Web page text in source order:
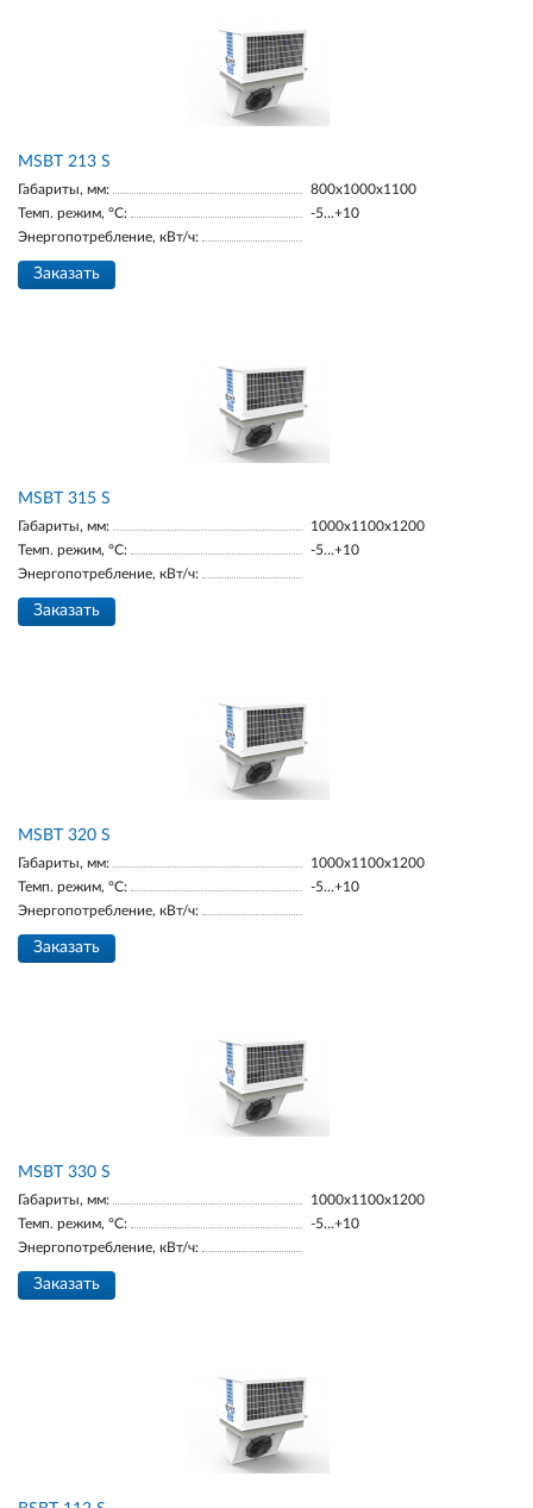
MSBT 213 S
Габариты, мм:
800х1000х1100
Темп. режим, °С:
-5...+10
Энергопотребление, кВт/ч:
Заказать
MSBT 315 S
Габариты, мм:
1000х1100х1200
Темп. режим, °С:
-5...+10
Энергопотребление, кВт/ч:
Заказать
MSBT 320 S
Габариты, мм:
1000х1100х1200
Темп. режим, °С:
-5...+10
Энергопотребление, кВт/ч:
Заказать
MSBT 330 S
Габариты, мм:
1000х1100х1200
Темп. режим, °С:
-5...+10
Энергопотребление, кВт/ч:
Заказать